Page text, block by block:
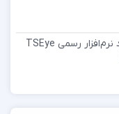
آموزش کامل VMS TS | دانلود نرم‌افزار رسمی TSEye